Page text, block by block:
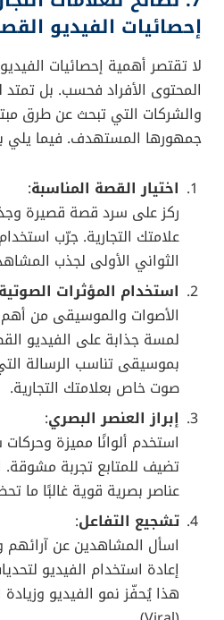
صعود تيك توك: كيف
6. ريلز إنستغرام:
الفيديو القصير
أدركت إنستغرام مبكرًا حجم
فقررت دخول المنافسة بتطوير
بمستخدميها وتمنع هجرتهم إلى
تكامل تام مع المنصة: رغم
إنستغرام. إلا أنّه لا يزال
إنستغرام). وهذا التكامل
التنقّل بين مختلف أنواع
العامل الإعلاني: بفضل
على إنستغرام، أصبحت ريلز